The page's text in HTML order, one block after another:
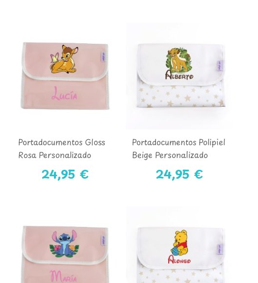
Portadocumentos Gloss
Rosa Personalizado
BAMBI24,95 €
Portadocumentos Polipiel
Beige Personalizado
SIMBA24,95 €